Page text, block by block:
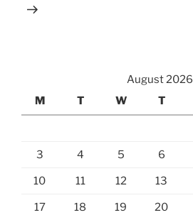
August 2026
M
T W T
3 4 5 6
10 11 12 13
17 18 19 20